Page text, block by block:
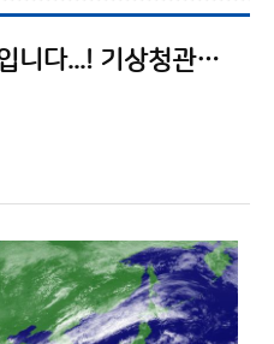
괴상한 구름영상모습입니다...! 기상청관계자님 무엇인가요..?